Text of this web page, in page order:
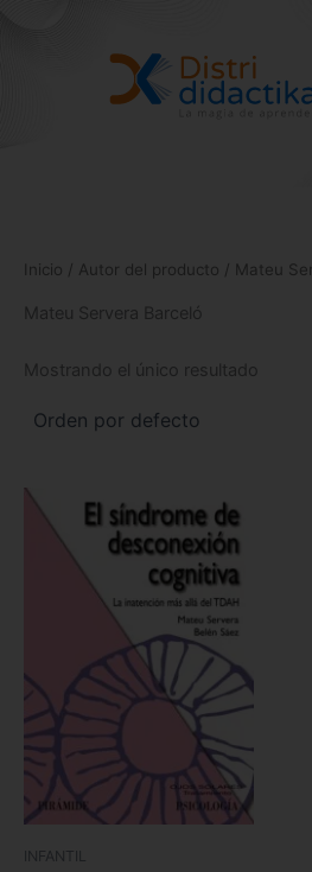
Inicio / Autor del producto / Mateu
Mateu Servera Barceló
Mostrando el único resultado
INFANTIL